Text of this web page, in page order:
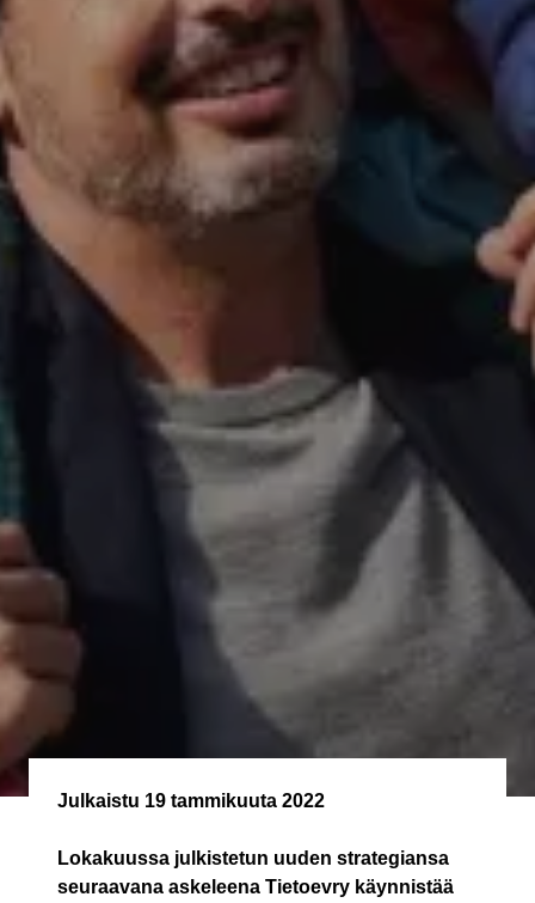
Julkaistu 19 tammikuuta 2022
Lokakuussa julkistetun uuden strategiansa
seuraavana askeleena Tietoevry käynnistää